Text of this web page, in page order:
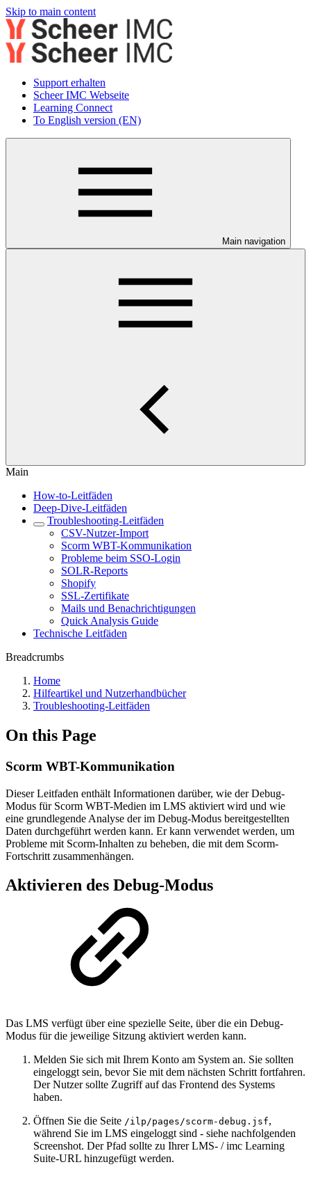
Skip to main content
Support erhalten
Scheer IMC Webseite
Learning Connect
To English version (EN)
Main navigation
Main
How-to-Leitfäden
Deep-Dive-Leitfäden
Troubleshooting-Leitfäden
CSV-Nutzer-Import
Scorm WBT-Kommunikation
Probleme beim SSO-Login
SOLR-Reports
Shopify
SSL-Zertifikate
Mails und Benachrichtigungen
Quick Analysis Guide
Technische Leitfäden
Breadcrumbs
Home
Hilfeartikel und Nutzerhandbücher
Troubleshooting-Leitfäden
On this Page
Scorm WBT-Kommunikation
Dieser Leitfaden enthält Informationen darüber, wie der Debug-
Modus für Scorm WBT-Medien im LMS aktiviert wird und wie
eine grundlegende Analyse der im Debug-Modus bereitgestellten
Daten durchgeführt werden kann. Er kann verwendet werden, um
Probleme mit Scorm-Inhalten zu beheben, die mit dem Scorm-
Fortschritt zusammenhängen.
Aktivieren des Debug-Modus
Das LMS verfügt über eine spezielle Seite, über die ein Debug-
Modus für die jeweilige Sitzung aktiviert werden kann.
Melden Sie sich mit Ihrem Konto am System an. Sie sollten
eingeloggt sein, bevor Sie mit dem nächsten Schritt fortfahren.
Der Nutzer sollte Zugriff auf das Frontend des Systems
haben.
Öffnen Sie die Seite /ilp/pages/scorm-debug.jsf,
während Sie im LMS eingeloggt sind - siehe nachfolgenden
Screenshot. Der Pfad sollte zu Ihrer LMS- / imc Learning
Suite-URL hinzugefügt werden.